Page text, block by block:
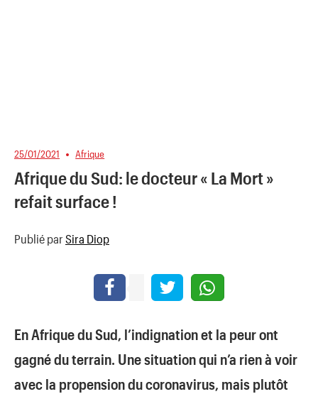
25/01/2021 Afrique
Afrique du Sud: le docteur « La Mort »
refait surface !
Publié par Sira Diop
En Afrique du Sud, l’indignation et la peur ont
gagné du terrain. Une situation qui n’a rien à voir
avec la propension du coronavirus, mais plutôt